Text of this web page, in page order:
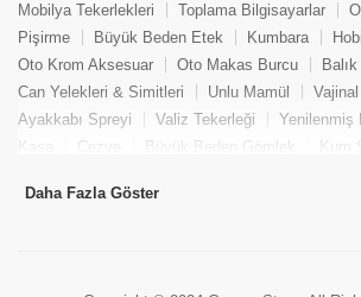
Mobilya Tekerlekleri
Toplama Bilgisayarlar
Pişirme
Büyük Beden Etek Kumbara
Hobi
Oto Krom Aksesuar
Oto Makas Burcu
Can Yelekleri & Simitleri
Unlu Mamül
Ayakkabı Spreyi
Valiz Tekerleği
Yenilenmiş
Kasa
Cezve Büyük Beden Gömlek
Kum
Tekne Bağlama & Demirleme
Daha Fazla Göster